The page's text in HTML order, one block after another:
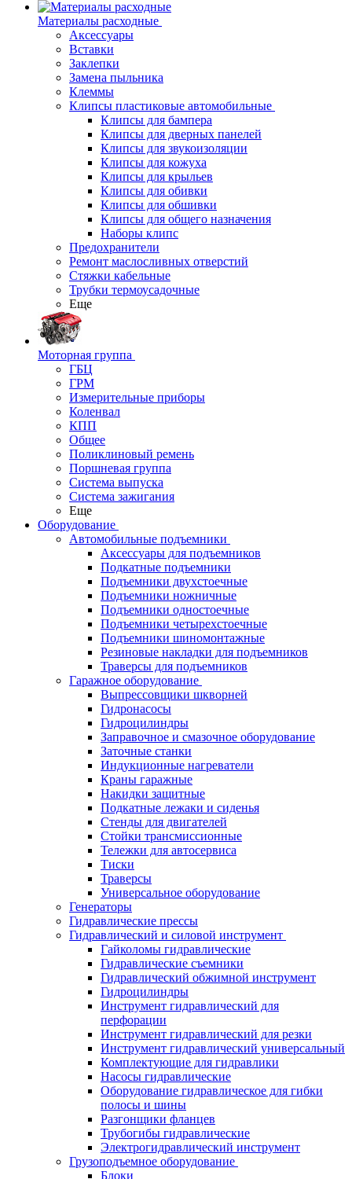
Материалы расходные
Аксессуары
Вставки
Заклепки
Замена пыльника
Клеммы
Клипсы пластиковые автомобильные
Клипсы для бампера
Клипсы для дверных панелей
Клипсы для звукоизоляции
Клипсы для кожуха
Клипсы для крыльев
Клипсы для обивки
Клипсы для обшивки
Клипсы для общего назначения
Наборы клипс
Предохранители
Ремонт маслосливных отверстий
Стяжки кабельные
Трубки термоусадочные
Еще
Моторная группа
ГБЦ
ГРМ
Измерительные приборы
Коленвал
КПП
Общее
Поликлиновый ремень
Поршневая группа
Система выпуска
Система зажигания
Еще
Оборудование
Автомобильные подъемники
Аксессуары для подъемников
Подкатные подъемники
Подъемники двухстоечные
Подъемники ножничные
Подъемники одностоечные
Подъемники четырехстоечные
Подъемники шиномонтажные
Резиновые накладки для подъемников
Траверсы для подъемников
Гаражное оборудование
Выпрессовщики шкворней
Гидронасосы
Гидроцилиндры
Заправочное и смазочное оборудование
Заточные станки
Индукционные нагреватели
Краны гаражные
Накидки защитные
Подкатные лежаки и сиденья
Стенды для двигателей
Стойки трансмиссионные
Тележки для автосервиса
Тиски
Траверсы
Универсальное оборудование
Генераторы
Гидравлические прессы
Гидравлический и силовой инструмент
Гайколомы гидравлические
Гидравлические съемники
Гидравлический обжимной инструмент
Гидроцилиндры
Инструмент гидравлический для
перфорации
Инструмент гидравлический для резки
Инструмент гидравлический универсальный
Комплектующие для гидравлики
Насосы гидравлические
Оборудование гидравлическое для гибки
полосы и шины
Разгонщики фланцев
Трубогибы гидравлические
Электрогидравлический инструмент
Грузоподъемное оборудование
Блоки